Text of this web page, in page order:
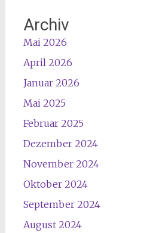
Archiv
Mai 2026
April 2026
Januar 2026
Mai 2025
Februar 2025
Dezember 2024
November 2024
Oktober 2024
September 2024
August 2024